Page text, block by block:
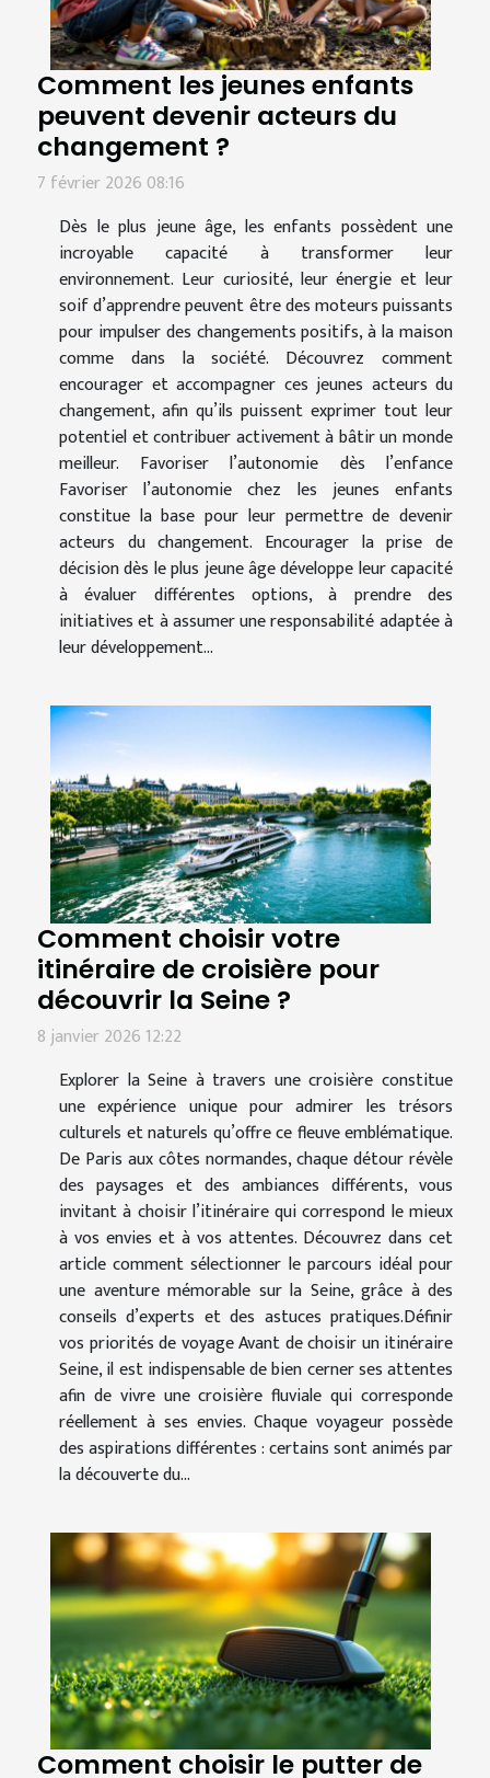
Comment les jeunes enfants
peuvent devenir acteurs du
changement ?
7 février 2026 08:16
Dès le plus jeune âge, les enfants possèdent une
incroyable capacité à transformer leur
environnement. Leur curiosité, leur énergie et leur
soif d’apprendre peuvent être des moteurs puissants
pour impulser des changements positifs, à la maison
comme dans la société. Découvrez comment
encourager et accompagner ces jeunes acteurs du
changement, afin qu’ils puissent exprimer tout leur
potentiel et contribuer activement à bâtir un monde
meilleur. Favoriser l’autonomie dès l’enfance
Favoriser l’autonomie chez les jeunes enfants
constitue la base pour leur permettre de devenir
acteurs du changement. Encourager la prise de
décision dès le plus jeune âge développe leur capacité
à évaluer différentes options, à prendre des
initiatives et à assumer une responsabilité adaptée à
leur développement...
Comment choisir votre
itinéraire de croisière pour
découvrir la Seine ?
8 janvier 2026 12:22
Explorer la Seine à travers une croisière constitue
une expérience unique pour admirer les trésors
culturels et naturels qu’offre ce fleuve emblématique.
De Paris aux côtes normandes, chaque détour révèle
des paysages et des ambiances différents, vous
invitant à choisir l’itinéraire qui correspond le mieux
à vos envies et à vos attentes. Découvrez dans cet
article comment sélectionner le parcours idéal pour
une aventure mémorable sur la Seine, grâce à des
conseils d’experts et des astuces pratiques.Définir
vos priorités de voyage Avant de choisir un itinéraire
Seine, il est indispensable de bien cerner ses attentes
afin de vivre une croisière fluviale qui corresponde
réellement à ses envies. Chaque voyageur possède
des aspirations différentes : certains sont animés par
la découverte du...
Comment choisir le putter de